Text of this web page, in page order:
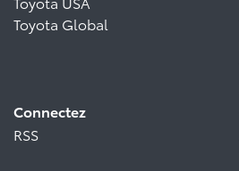
Toyota Global
Connectez
RSS